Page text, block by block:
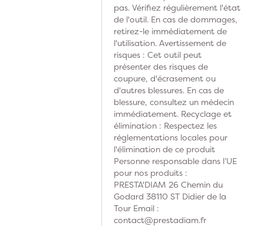
pas. Vérifiez régulièrement l'état
de l'outil. En cas de dommages,
retirez-le immédiatement de
l'utilisation. Avertissement de
risques : Cet outil peut
présenter des risques de
coupure, d'écrasement ou
d'autres blessures. En cas de
blessure, consultez un médecin
immédiatement. Recyclage et
élimination : Respectez les
réglementations locales pour
l'élimination de ce produit
Personne responsable dans l’UE
pour nos produits :
PRESTA'DIAM 26 Chemin du
Godard 38110 ST Didier de la
Tour Email :
contact@prestadiam.fr